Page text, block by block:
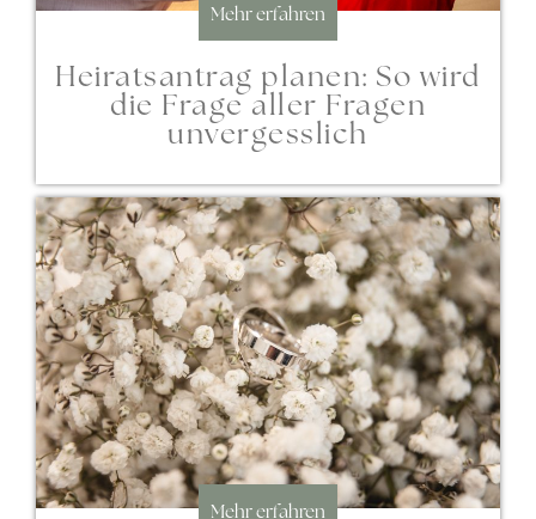
Mehr erfahren
Heiratsantrag planen: So wird
die Frage aller Fragen
unvergesslich
Mehr erfahren